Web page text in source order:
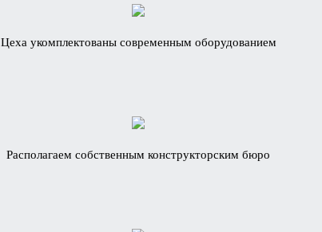
Цеха укомплектованы современным оборудованием
Располагаем собственным конструкторским бюро